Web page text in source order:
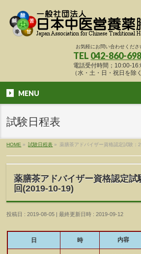
お気軽にお問い合わせくださ
TEL 042-860-
電話受付時間；10:00-
（水・土・日・祝日を除く
MENU
試験日程表
HOME » 試験日程表 » 薬膳茶アドバイザー資格認定試験
薬膳茶アドバイザー資格認定試
回(2019-10-19)
投稿日 : 2019-08-05 最終更新日時 : 2019-09-12
日 時 内容